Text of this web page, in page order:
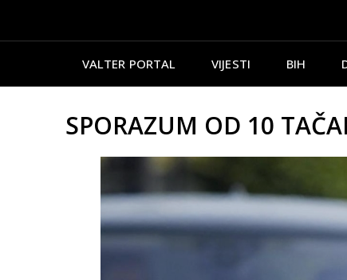
VALTER PORTAL VIJESTI BIH
SPORAZUM OD 10